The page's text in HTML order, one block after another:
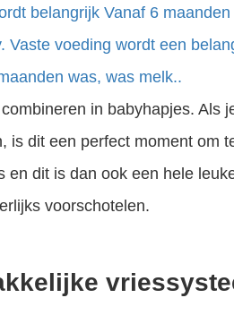
belangrijk Vanaf 6
Vaste voeding wordt een
was, was melk..
in babyhapjes. Als
is dit een perfect moment om
en dit is dan ook een hele
voorschotelen.